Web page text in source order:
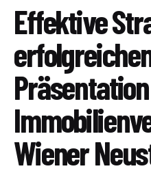
Effektive
Wiener